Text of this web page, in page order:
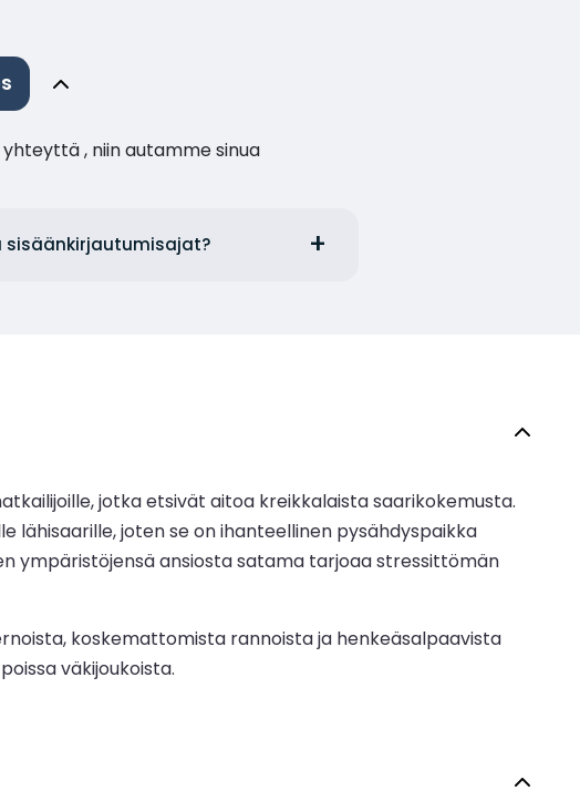
, niin autamme sinua
sisäänkirjautumisajat?
jotka etsivät aitoa kreikkalaista saarikokemusta.
lähisaarille, joten se on ihanteellinen pysähdyspaikka
ympäristöjensä ansiosta satama tarjoaa stressittömän
koskemattomista rannoista ja henkeäsalpaavista
väkijoukoista.